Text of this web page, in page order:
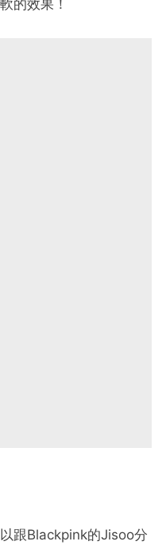
的效果！
跟Blackpink的Jisoo分